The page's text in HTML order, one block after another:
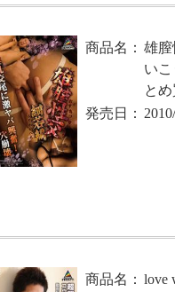
商品名： 雄
い
と
発売日：
商品名： love